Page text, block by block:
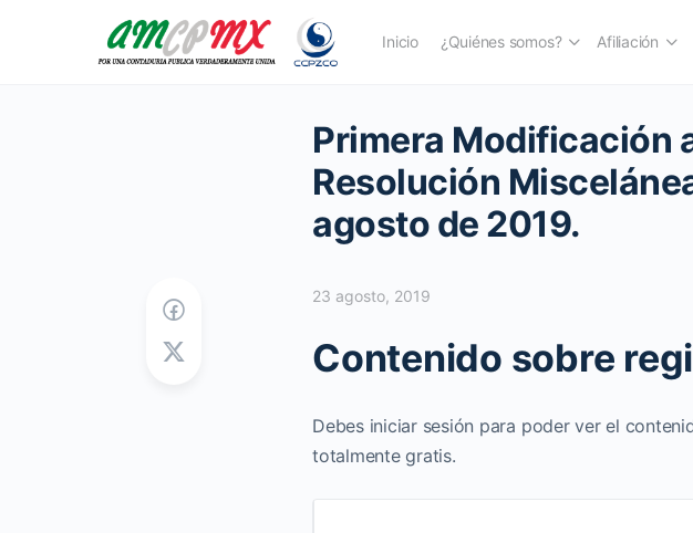
Inicio ¿Quiénes somos? Afiliación
Primera Modificación
Resolución
agosto de 2019.
23 agosto, 2019
Contenido sobre
Debes iniciar sesión para poder ver el
totalmente gratis.